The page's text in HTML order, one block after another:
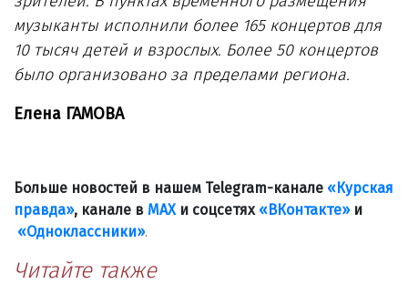
музыканты исполнили более 165 концертов для
10 тысяч детей и взрослых. Более 50 концертов
было организовано за пределами региона.
Елена ГАМОВА
Больше новостей в нашем Telegram-канале «Курская
правда», канале в МАХи соцсетях «ВКонтакте»и
«Одноклассники».
Читайте также